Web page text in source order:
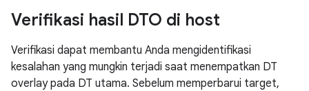
Verifikasi hasil DTO di host
Verifikasi dapat membantu Anda mengidentifikasi
kesalahan yang mungkin terjadi saat menempatkan DT
overlay pada DT utama. Sebelum memperbarui target,